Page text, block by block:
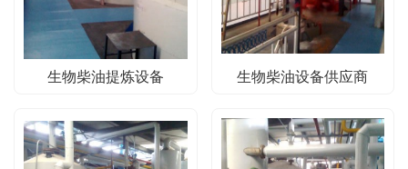
生物柴油提炼设备 生物柴油设备供应商